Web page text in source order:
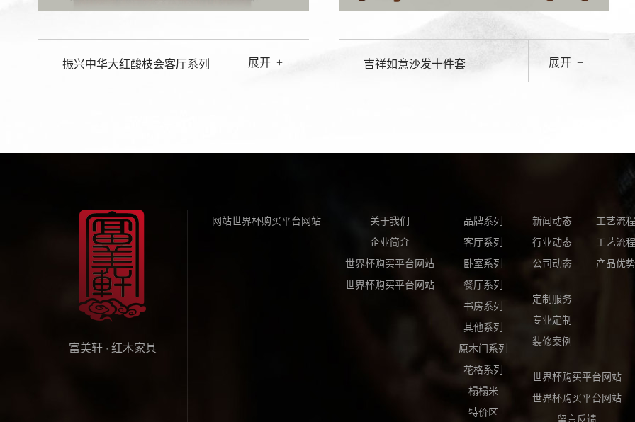
振兴中华大红酸枝会客厅系列 展开 + 吉祥如意沙发十件套 展开 +
富美轩 · 红木家具
网站世界杯购买平台网站
关于我们
企业简介
世界杯购买平台网站
世界杯购买平台网站
品牌系列
客厅系列
卧室系列
餐厅系列
书房系列
其他系列
原木门系列
花格系列
榻榻米
特价区
新闻动态
行业动态
公司动态
工艺流程
工艺流程
产品优势
定制服务
专业定制
装修案例
世界杯购买平台网站
世界杯购买平台网站
留言反馈